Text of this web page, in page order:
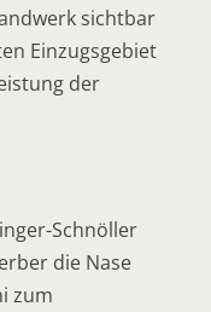
sichtbar
Einzugsgebiet
der
Schnöller
die Nase
zum